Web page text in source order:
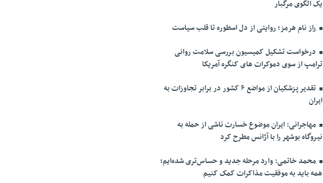
یک الگوی مرگبار
راز نام هرمز؛ روایتی از دل اسطوره تا قلب سیاست
درخواست تشکیل کمیسیون بررسی سلامت روانی
ترامپ از سوی دموکرات های کنگره آمریکا
تقدیر پزشکیان از مواضع ۶ کشور در برابر تجاوزات به
ایران
مهاجرانی: ایران موضوع خسارت ناشی از حمله به
نیروگاه بوشهر را با آژانس مطرح کرد
محمد خاتمی: وارد مرحله جدید و حساس‌تری شده‌ایم؛
همه باید به موفقیت مذاکرات کمک کنیم